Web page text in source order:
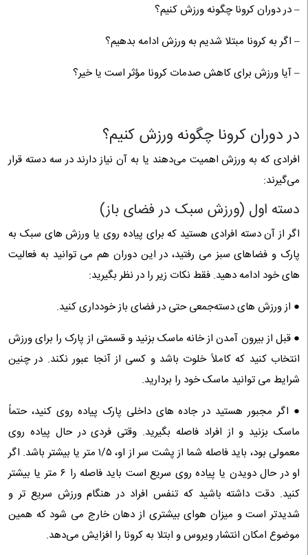
– در دوران کرونا چگونه ورزش کنیم؟
– اگر به کرونا مبتلا شدیم به ورزش ادامه بدهیم؟
– آیا ورزش برای کاهش صدمات کرونا مؤثر است یا خیر؟
در دوران کرونا چگونه ورزش کنیم؟
افرادی که به ورزش اهمیت می‌دهند یا به آن نیاز دارند در سه دسته قرار
می‌گیرند:
دسته اول (ورزش سبک در فضای باز)
اگر از آن دسته افرادی هستید که برای پیاده روی یا ورزش‌ های سبک به
پارک‌ و فضا‌های سبز می‌ رفتید، در این دوران هم می‌ توانید به فعالیت‌
های خود ادامه دهید. فقط نکات زیر را در نظر بگیرید:
● از ورزش‌ های دسته‌جمعی حتی در فضای باز خودداری کنید.
● قبل از بیرون آمدن از خانه ماسک بزنید و قسمتی از پارک را برای ورزش
انتخاب کنید که کاملاً خلوت باشد و کسی از آنجا عبور نکند. در چنین
شرایط می‌ توانید ماسک خود را بردارید.
● اگر مجبور هستید در جاده‌ های داخلی پارک پیاده روی کنید، حتماً
ماسک بزنید و از افراد فاصله بگیرید. وقتی فردی در حال پیاده روی
معمولی بود، باید فاصله شما از پشت سر از او، ۱/۵ متر یا بیشتر باشد. اگر
او در حال دویدن یا پیاده روی سریع است باید فاصله را ۶ متر یا بیشتر
کنید. دقت داشته باشید که تنفس افراد در هنگام ورزش سریع‌ تر و
شدید‌تر است و میزان هوای بیشتری از دهان خارج می‌ شود که همین
موضوع امکان انتشار ویروس و ابتلا به کرونا را افزایش می‌دهد.